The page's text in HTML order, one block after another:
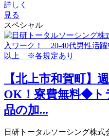
詳しく
見る
スペシャル
【北上市和賀町】
OK！寮費無料◆ト
品の加...
日研トータルソーシング株式